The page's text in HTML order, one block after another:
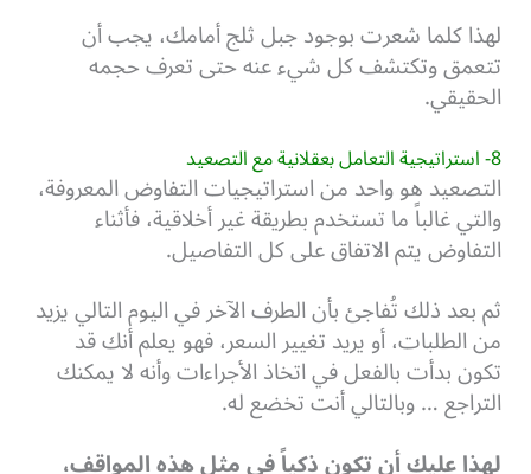
لهذا كلما شعرت بوجود جبل ثلج أمامك، يجب أن
تتعمق وتكتشف كل شيء عنه حتى تعرف حجمه
الحقيقي.
8- استراتيجية التعامل بعقلانية مع التصعيد
التصعيد هو واحد من استراتيجيات التفاوض المعروفة،
والتي غالباً ما تستخدم بطريقة غير أخلاقية، فأثناء
التفاوض يتم الاتفاق على كل التفاصيل.
ثم بعد ذلك تُفاجئ بأن الطرف الآخر في اليوم التالي يزيد
من الطلبات، أو يريد تغيير السعر، فهو يعلم أنك قد
تكون بدأت بالفعل في اتخاذ الأجراءات وأنه لا يمكنك
التراجع … وبالتالي أنت تخضع له.
لهذا عليك أن تكون ذكياً في مثل هذه المواقف،